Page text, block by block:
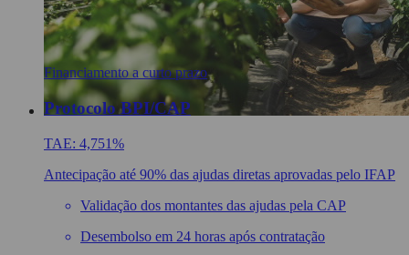
Financiamento a curto prazo
Protocolo BPI/CAP
TAE: 4,751%
Antecipação até 90% das ajudas diretas aprovadas pelo IFAP
Validação dos montantes das ajudas pela CAP
Desembolso em 24 horas após contratação